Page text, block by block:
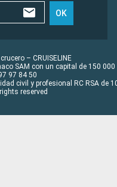
OK
– CRUISELINE
SAM con un capital de 150 000
97 84 50
civil y profesional RC RSA de
reserved